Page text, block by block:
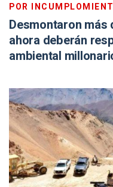
POR
Desmontaron más
ahora deberán
ambiental